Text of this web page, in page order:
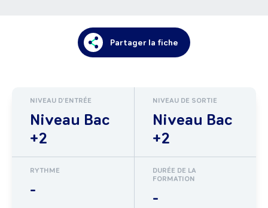
Partager la fiche
NIVEAU D'ENTRÉE
Niveau Bac
+2
NIVEAU DE SORTIE
Niveau Bac
+2
RYTHME
-
DURÉE DE LA
FORMATION
-